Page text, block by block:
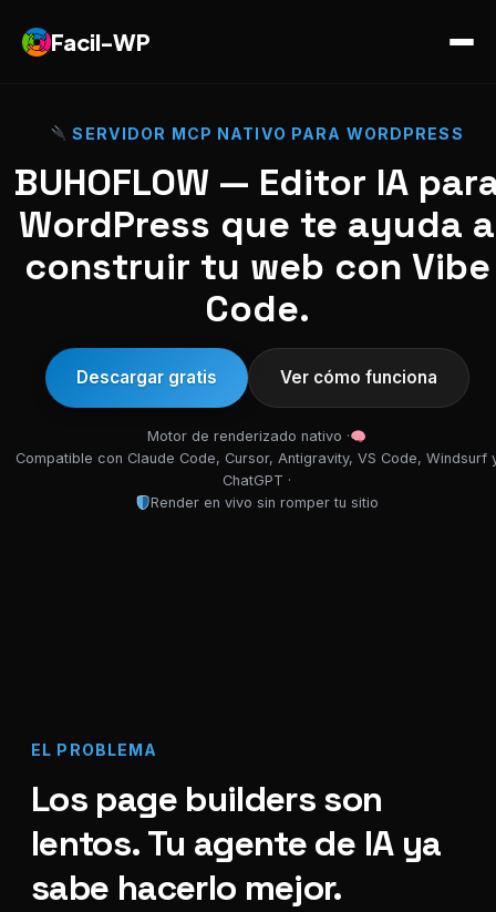
Facil-WP
SERVIDOR MCP NATIVO PARA WORDPRESS
BUHOFLOW — Editor IA
WordPress que te ayuda a
construir tu web con Vibe
Code.
Descargar gratis Ver cómo funciona
Motor de renderizado nativo ·
Compatible con Claude Code, Cursor, Antigravity, VS Code, Windsurf
ChatGPT ·
Render en vivo sin romper tu sitio
EL PROBLEMA
Los page builders son
lentos. Tu agente de IA ya
sabe hacerlo mejor.